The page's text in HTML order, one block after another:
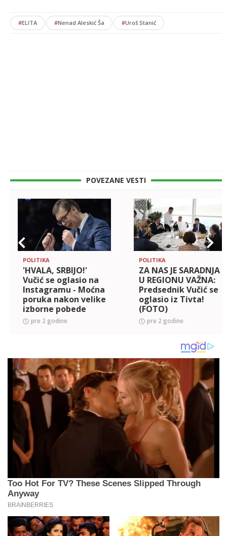
#ELITA #Nenad Aleskić Ša #Uroš Stanić
POVEZANE VESTI
POLITIKA
'HVALA, SRBIJO!'
Vučić se oglasio na
Instagramu - Moćna
poruka nakon velike
izborne pobede
(FOTO)
pre 2 godine
POLITIKA
ZA NAS JE SARADNJA
U REGIONU VAŽNA:
Predsednik Vučić se
oglasio iz Tivta!
(FOTO)
pre 2 godine